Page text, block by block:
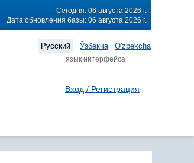
Сегодня: 06 августа 2026 г.
Дата обновления базы: 06 августа 2026 г.
Русский Ўзбекча O'zbekcha
язык интерфейса
Вход / Регистрация